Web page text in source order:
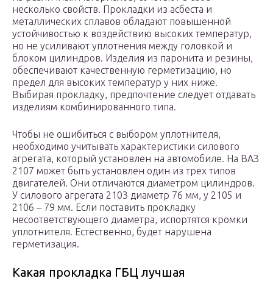
несколько свойств. Прокладки из асбеста и
металлических сплавов обладают повышенной
устойчивостью к воздействию высоких температур,
но не усиливают уплотнения между головкой и
блоком цилиндров. Изделия из паронита и резины,
обеспечивают качественную герметизацию, но
предел для высоких температур у них ниже.
Выбирая прокладку, предпочтение следует отдавать
изделиям комбинированного типа.
Чтобы не ошибиться с выбором уплотнителя,
необходимо учитывать характеристики силового
агрегата, который установлен на автомобиле. На ВАЗ
2107 может быть установлен один из трех типов
двигателей. Они отличаются диаметром цилиндров.
У силового агрегата 2103 диаметр 76 мм, у 2105 и
2106 – 79 мм. Если поставить прокладку
несоответствующего диаметра, испортятся кромки
уплотнителя. Естественно, будет нарушена
герметизация.
Какая прокладка ГБЦ лучшая